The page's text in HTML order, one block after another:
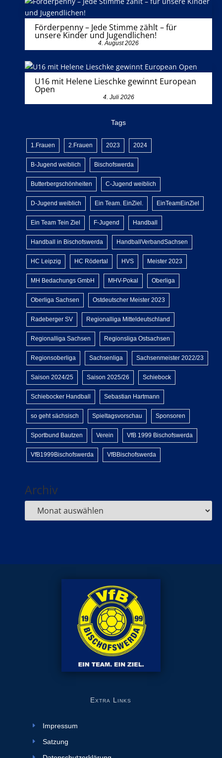
Förderpenny – Jede Stimme zählt – für
unsere Kinder und Jugendlichen!
4. August 2026
U16 mit Helene Lieschke gewinnt European
Open
4. Juli 2026
Tags
1.Frauen 2.Frauen 2023 2024
B-Jugend weiblich Bischofswerda
Butterbergschönheiten C-Jugend weiblich
D-Jugend weiblich Ein Team. EinZiel. EinTeamEinZiel
Ein Team Tein Ziel F-Jugend Handball
Handball in Bischofswerda HandballVerbandSachsen
HC Leipzig HC Rödertal HVS Meister 2023
MH Bedachungs GmbH MHV-Pokal Oberliga
Oberliga Sachsen Ostdeutscher Meister 2023
Radeberger SV Regionalliga Mitteldeutschland
Regionalliga Sachsen Regionsliga Ostsachsen
Regionsoberliga Sachsenliga Sachsenmeister 2022/23
Saison 2024/25 Saison 2025/26 Schiebock
Schiebocker Handball Sebastian Hartmann
so geht sächsisch Spieltagsvorschau Sponsoren
Sportbund Bautzen Verein VfB 1999 Bischofswerda
VfB1999Bischofswerda VfBBischofswerda
Archiv
Extra Links
Impressum
Satzung